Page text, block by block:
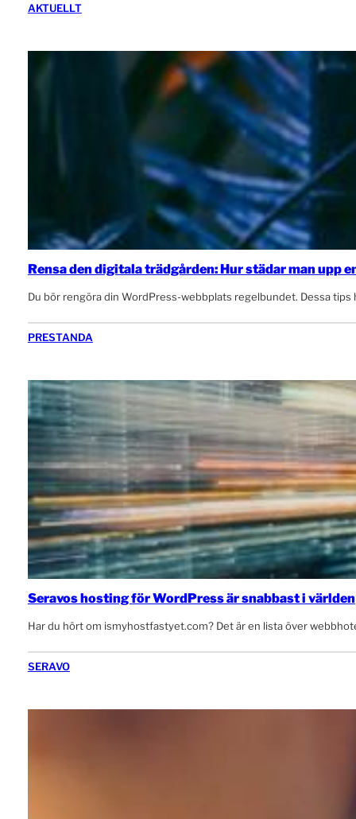
AKTUELLT
Rensa den digitala trädgården: Hur städar man upp
Du bör rengöra din WordPress-webbplats regelbundet. Dessa
PRESTANDA
Seravos hosting för WordPress är snabbast i världen
Har du hört om ismyhostfastyet.com? Det är en lista över
SERAVO